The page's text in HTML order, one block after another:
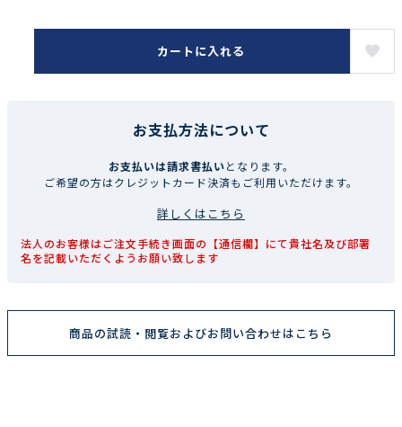
カートに入れる
お支払方法について
お支払いは請求書払いとなります。
ご希望の方はクレジットカード決済もご利用いただけます。
詳しくはこちら
法人のお客様はご注文手続き画面の【通信欄】にて貴社名及び部署
名を記載いただくようお願い致します
商品の試読・閲覧およびお問い合わせはこちら